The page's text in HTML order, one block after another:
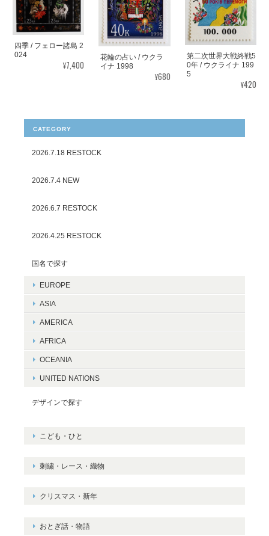
四季 / フェロー諸島 2
024
¥7,400
花輪の占い / ウクラ
イナ 1998
¥680
第二次世界大戦終戦5
0年 / ウクライナ 199
5
¥420
CATEGORY
2026.7.18 RESTOCK
2026.7.4 NEW
2026.6.7 RESTOCK
2026.4.25 RESTOCK
国名で探す
EUROPE
ASIA
AMERICA
AFRICA
OCEANIA
UNITED NATIONS
デザインで探す
こども・ひと
刺繍・レース・織物
クリスマス・新年
おとぎ話・物語